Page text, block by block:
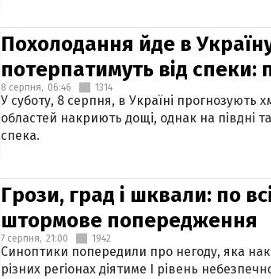
Похолодання йде в
потерпатимуть від спеки:
8 серпня, 06:46 1314
У суботу, 8 серпня, в Україні прогнозують
областей накриють дощі, однак на півдні
спека.
Грози, град і шквали: по
штормове попередження
7 серпня, 21:00 1942
Синоптики попередили про негоду, яка
різних регіонах діятиме І рівень